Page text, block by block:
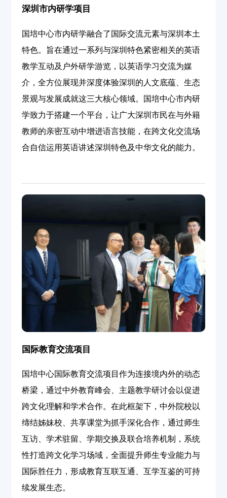
深圳市内研学项目
国培中心市内研学融合了国际交流元素与深圳本土
特色。旨在通过一系列与深圳特色紧密相关的英语
教学互动及户外研学游览，以英语学习交流为媒
介，全方位展现并深度体验深圳的人文底蕴、生态
景观与发展成就这三大核心领域。国培中心市内研
学致力于搭建一个平台，让广大深圳市民在与外籍
教师的亲密互动中增进语言技能，在跨文化交流场
合自信运用英语讲述深圳特色及中华文化的能力。
国际教育交流项目
国培中心国际教育交流项目作为连接境内外的动态
桥梁，通过中外教育峰会、主题教学研讨会以促进
跨文化理解和学术合作。在此框架下，中外院校以
缔结姊妹校、共享课堂为抓手深化合作，通过师生
互访、学术驻留、学期交换及联合培养机制，系统
性打造跨文化学习场域，全面提升师生专业能力与
国际胜任力，形成教育互联互通、互学互鉴的可持
续发展生态。